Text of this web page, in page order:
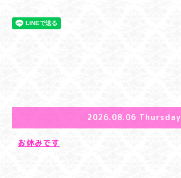
2026.08.06 Thursday
お休みです